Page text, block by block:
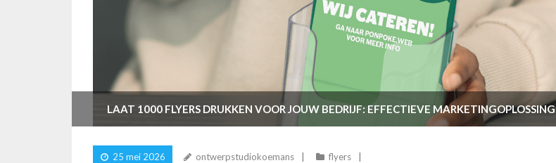
LAAT 1000 FLYERS DRUKKEN VOOR JOUW BEDRIJF: EFFECTIEVE MARKETINGOPLOSSING
25 mei 2026 ontwerpstudiokoemans flyers